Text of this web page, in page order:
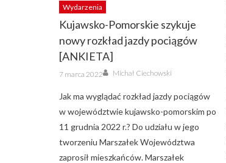
Wydarzenia
Kujawsko-Pomorskie szykuje
nowy rozkład jazdy pociągów
[ANKIETA]
Posted
on
7 marca 2022 Author
Michał Ciechowski
Jak ma wyglądać rozkład jazdy pociągów
w województwie kujawsko-pomorskim po
11 grudnia 2022 r.? Do udziału w jego
tworzeniu Marszałek Województwa
zaprosił mieszkańców. Marszałek